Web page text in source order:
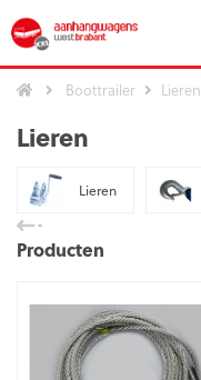
Boottrailer Lieren
Lieren
Lieren
Producten